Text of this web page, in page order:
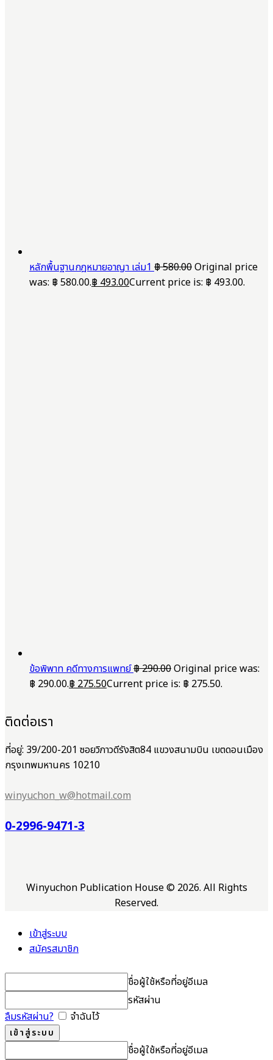
หลักพื้นฐานกฎหมายอาญา เล่ม1฿580.00Original price
was: ฿ 580.00.฿493.00Current price is: ฿ 493.00.
ข้อพิพาท คดีทางการแพทย์฿290.00Original price was:
฿ 290.00.฿275.50Current price is: ฿ 275.50.
ติดต่อเรา
ที่อยู่: 39/200-201 ซอยวิภาวดีรังสิต84 แขวงสนามบิน เขตดอนเมือง
กรุงเทพมหานคร 10210
winyuchon_w@hotmail.com
0-2996-9471-3
Winyuchon Publication House © 2026. All Rights
Reserved.
เข้าสู่ระบบ
สมัครสมาชิก
ชื่อผู้ใช้หรือที่อยู่อีเมล
รหัสผ่าน
ลืมรหัสผ่าน?
จำฉันไว้
ชื่อผู้ใช้หรือที่อยู่อีเมล